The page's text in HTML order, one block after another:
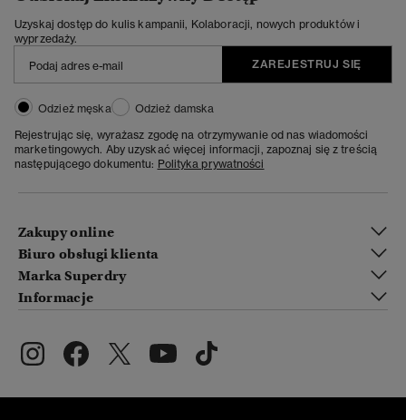
Uzyskaj dostęp do kulis kampanii, Kolaboracji, nowych produktów i
wyprzedaży.
ZAREJESTRUJ SIĘ
Odzież męska
Odzież damska
Rejestrując się, wyrażasz zgodę na otrzymywanie od nas wiadomości
marketingowych. Aby uzyskać więcej informacji, zapoznaj się z treścią
następującego dokumentu: Polityka prywatności
Zakupy online
Biuro obsługi klienta
Marka Superdry
Informacje